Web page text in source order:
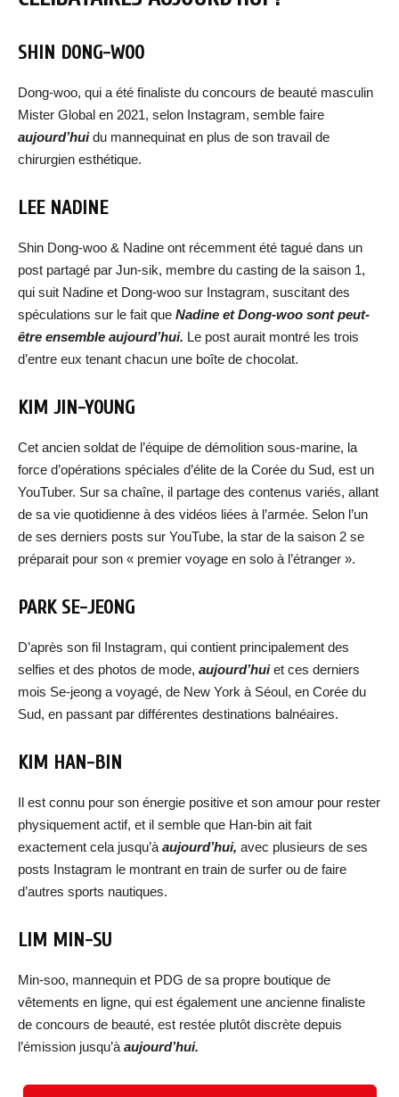
SHIN DONG-WOO
Dong-woo, qui a été finaliste du concours de beauté masculin
Mister Global en 2021, selon Instagram, semble faire
aujourd’huidu mannequinat en plus de son travail de
chirurgien esthétique.
LEE NADINE
Shin Dong-woo & Nadine ont récemment été tagué dans un
post partagé par Jun-sik, membre du casting de la saison 1,
qui suit Nadine et Dong-woo sur Instagram, suscitant des
spéculations sur le fait que Nadine et Dong-woo sont peut-
être ensemble aujourd’hui. Le post aurait montré les trois
d’entre eux tenant chacun une boîte de chocolat.
KIM JIN-YOUNG
Cet ancien soldat de l’équipe de démolition sous-marine, la
force d’opérations spéciales d’élite de la Corée du Sud, est un
YouTuber. Sur sa chaîne, il partage des contenus variés, allant
de sa vie quotidienne à des vidéos liées à l’armée. Selon l’un
de ses derniers posts sur YouTube, la star de la saison 2 se
préparait pour son « premier voyage en solo à l’étranger ».
PARK SE-JEONG
D’après son fil Instagram, qui contient principalement des
selfies et des photos de mode, aujourd’huiet ces derniers
mois Se-jeong a voyagé, de New York à Séoul, en Corée du
Sud, en passant par différentes destinations balnéaires.
KIM HAN-BIN
Il est connu pour son énergie positive et son amour pour rester
physiquement actif, et il semble que Han-bin ait fait
exactement cela jusqu’à aujourd’hui, avec plusieurs de ses
posts Instagram le montrant en train de surfer ou de faire
d’autres sports nautiques.
LIM MIN-SU
Min-soo, mannequin et PDG de sa propre boutique de
vêtements en ligne, qui est également une ancienne finaliste
de concours de beauté, est restée plutôt discrète depuis
l’émission jusqu’à aujourd’hui.